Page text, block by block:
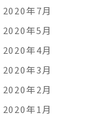
2020年7月
2020年5月
2020年4月
2020年3月
2020年2月
2020年1月